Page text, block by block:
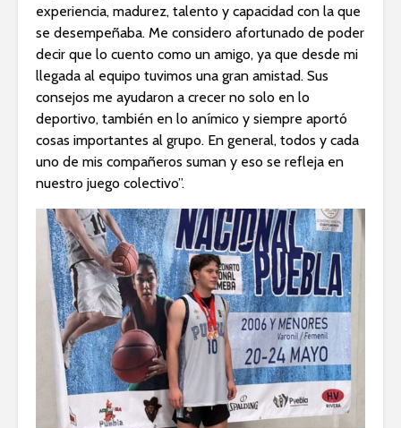
experiencia, madurez, talento y capacidad con la que
se desempeñaba. Me considero afortunado de poder
decir que lo cuento como un amigo, ya que desde mi
llegada al equipo tuvimos una gran amistad. Sus
consejos me ayudaron a crecer no solo en lo
deportivo, también en lo anímico y siempre aportó
cosas importantes al grupo. En general, todos y cada
uno de mis compañeros suman y eso se refleja en
nuestro juego colectivo”.